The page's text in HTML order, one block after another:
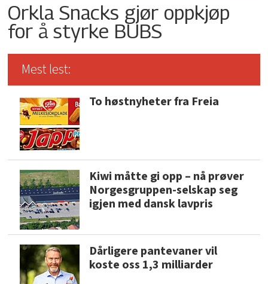
Orkla Snacks gjør oppkjøp
for å styrke BUBS
Mest lest:
To høstnyheter fra Freia
Kiwi måtte gi opp – nå prøver
Norgesgruppen-selskap seg
igjen med dansk lavpris
Dårligere pantevaner vil
koste oss 1,3 milliarder